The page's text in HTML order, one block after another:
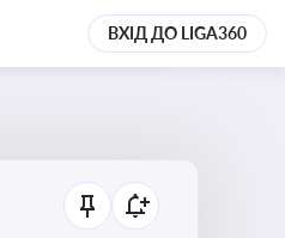
ВХІД ДО LIGA360